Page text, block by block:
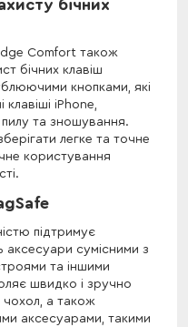
бічних
Comfort також
бічних клавіш
кнопками, які
клавіші iPhone,
та зношування.
легке та точне
користування
підтримує
сумісними з
та іншими
швидко і зручно
чохол, а також
аксесуарами, такими